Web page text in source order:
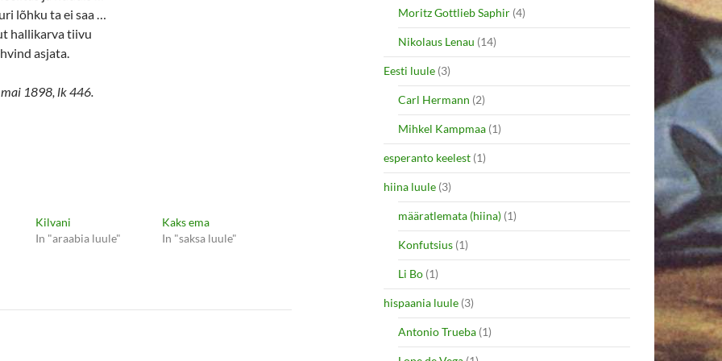
lõhku ta ei saa …
hallikarva tiivu
asjata.
1898, lk 446.
Kilvani
In "araabia luule"
Kaks ema
In "saksa luule"
Moritz Gottlieb Saphir (4)
Nikolaus Lenau (14)
Eesti luule (3)
Carl Hermann (2)
Mihkel Kampmaa (1)
esperanto keelest (1)
hiina luule (3)
määratlemata (hiina) (1)
Konfutsius (1)
Li Bo (1)
hispaania luule (3)
Antonio Trueba (1)